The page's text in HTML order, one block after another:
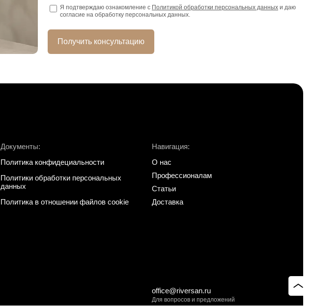
Я подтверждаю ознакомление с Политикой обработки персональных данных и даю
согласие на обработку персональных данных.
Получить консультацию
Документы:
Политика конфидециальности
Политики обработки персональных
данных
Политика в отношении файлов cookie
Навигация:
О нас
Профессионалам
Статьи
Доставка
office@riversan.ru
Для вопросов и предложений